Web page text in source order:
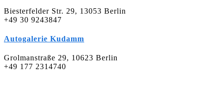
Biesterfelder Str. 29, 13053 Berlin
+49 30 9243847
Autogalerie Kudamm
Grolmanstraße 29, 10623 Berlin
+49 177 2314740